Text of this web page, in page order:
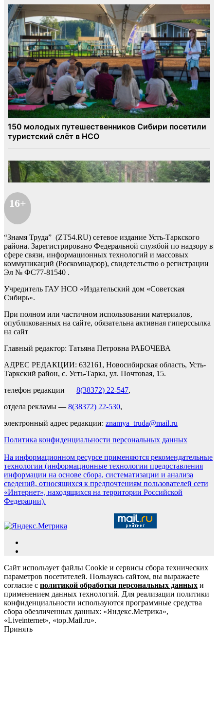
16+
“Знамя Труда” (ZT54.RU) сетевое издание Усть-Таркского
района. Зарегистрировано Федеральной службой по надзору в
сфере связи, информационных технологий и массовых
коммуникаций (Роскомнадзор), свидетельство о регистрации
Эл № ФС77-81540 .
Учредитель ГАУ НСО «Издательский дом «Советская
Сибирь».
При полном или частичном использовании материалов,
опубликованных на сайте, обязательна активная гиперссылка
на сайт
Главный редактор: Татьяна Петровна РАБОЧЕВА
АДРЕС РЕДАКЦИИ: 632161, Новосибирская область, Усть-
Таркский район, с. Усть-Тарка, ул. Почтовая, 15.
телефон редакции — 8(38372) 22-547,
отдела рекламы — 8(38372) 22-530,
электронный адрес редакции: znamya_truda@mail.ru
Политика конфиденциальности персональных данных
На информационном ресурсе применяются рекомендательные
технологии (информационные технологии предоставления
информации на основе сбора, систематизации и анализа
сведений, относящихся к предпочтениям пользователей сети
«Интернет», находящихся на территории Российской
Федерации).
Сайт использует файлы Cookie и сервисы сбора технических
параметров посетителей. Пользуясь сайтом, вы выражаете
согласие с политикой обработки персональных данных и
применением данных технологий. Для реализации политики
конфиденциальности используются программные средства
сбора обезличенных данных: «Яндекс.Метрика»,
«Liveinternet», «top.Mail.ru».
Принять